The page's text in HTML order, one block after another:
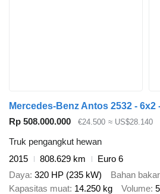
Rp 508.000.000 €24.500 ≈ US$28.140
Truk pengangkut hewan
2015
808.629 km
Euro 6
Daya 320 HP (235 kW) Bahan bakar
Kapasitas muat 14.250 kg Volume